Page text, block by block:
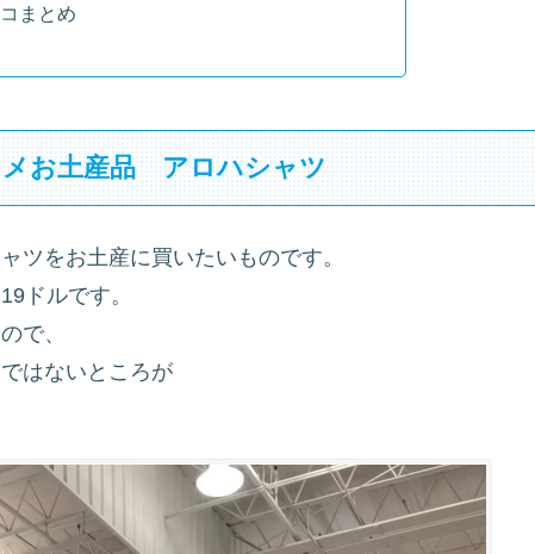
まとめ
お土産品 アロハシャツ
ツをお土産に買いたいものです。
ドルです。
で、
はないところが